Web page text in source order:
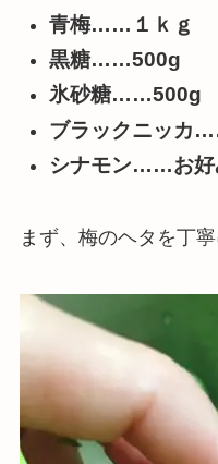
青梅……１ｋｇ
黒糖……500g
氷砂糖……500g
ブラックニッカ
シナモン……お好
まず、梅のヘタを丁